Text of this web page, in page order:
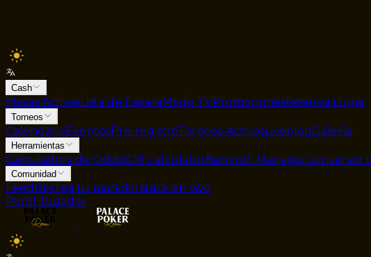
Cash
Mesas ActivasLista de Espera Modo TVPromocionesReserva Lugar
Torneos
CalendarioEventosPre-registroTorneos ActivosLiveblogGalería
Herramientas
Calculadora de OddsICM CalculatorBankroll ManagerConversor
Comunidad
Feed Recrea tu mano Mi stack en vivo
Perfil Jugador